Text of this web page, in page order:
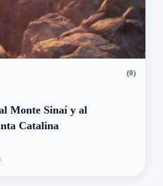
(0)
Monte Sinaí y al
Catalina